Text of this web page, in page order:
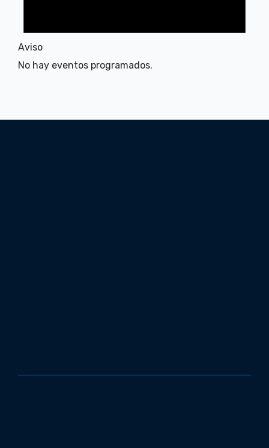
Aviso
No hay eventos programados.